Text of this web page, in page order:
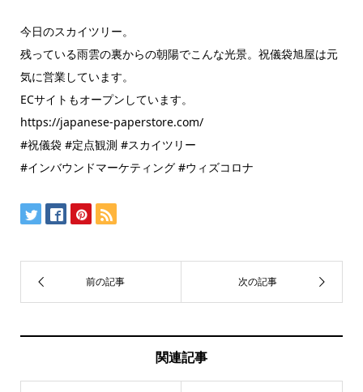
今日のスカイツリー。
残っている雨雲の裏からの朝陽でこんな光景。祝儀袋旭屋は元
気に営業しています。
ECサイトもオープンしています。
https://japanese-paperstore.com/
#祝儀袋 #定点観測 #スカイツリー
#インバウンドマーケティング #ウィズコロナ
関連記事